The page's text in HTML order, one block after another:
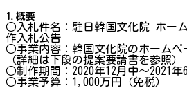
1.概要
○入札件名：駐日韓国文化院 ホー
作入札公告
○事業内容：韓国文化院のホームペ
（詳細は下段の提案要請書を参照）
○制作期間：2020年12月中～2021年
○事業予算：1,000万円（免税）